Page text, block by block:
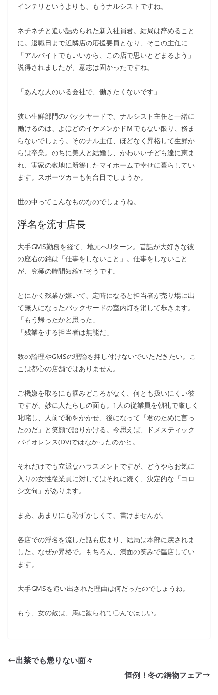
インテリというよりも、もうナルシストですね。
ネチネチと追い詰められた新入社員君。結局は辞めること
に。退職日まで近隣店の応援要員となり、そこの主任に
「アルバイトでもいいから、この店で思いとどまるよう」
説得されましたが、意志は固かったですね。
「あんな人のいる会社で、働きたくないです」
狭い生鮮部門のバックヤードで、ナルシスト主任と一緒に
働けるのは、よほどのイケメンかドＭでもない限り、務ま
らないでしょう。そのナル主任、ほどなく昇格して生鮮か
らは卒業。のちに美人と結婚し、かわいい子ども達に恵ま
れ、実家の敷地に新築したマイホームで幸せに暮らしてい
ます。スポーツカーも何台目でしょうか。
世の中ってこんなものなのでしょうね。
浮名を流す店長
大手GMS勤務を経て、地元へUターン。昔話が大好きな彼
の座右の銘は「仕事をしないこと」。仕事をしないこと
が、究極の時間短縮だそうです。
とにかく残業が嫌いで、定時になると担当者が売り場に出
て無人になったバックヤードの室内灯を消して歩きます。
「もう帰ったかと思った」
「残業をする担当者は無能だ」
数の論理やGMSの理論を押し付けないでいただきたい。こ
こは都心の店舗ではありません。
ご機嫌を取るにも掴みどころがなく、何とも扱いにくい彼
ですが、妙に人たらしの面も。1人の従業員を朝礼で厳しく
叱咤し、人前で恥をかかせ、後になって「君のために言っ
たのだ」と笑顔で語りかける。今思えば、ドメスティック
バイオレンス(DV)ではなかったのかと。
それだけでも立派なハラスメントですが、どうやらお気に
入りの女性従業員に対してはそれに続く、決定的な「コロ
シ文句」があります。
まあ、あまりにも恥ずかしくて、書けませんが。
各店での浮名を流した話も広まり、結局は本部に戻されま
した。なぜか昇格で。もちろん、満面の笑みで臨店してい
ます。
大手GMSを追い出された理由は何だったのでしょうね。
もう、女の敵は、馬に蹴られて〇んでほしい。
出禁でも懲りない面々
恒例！冬の鍋物フェア